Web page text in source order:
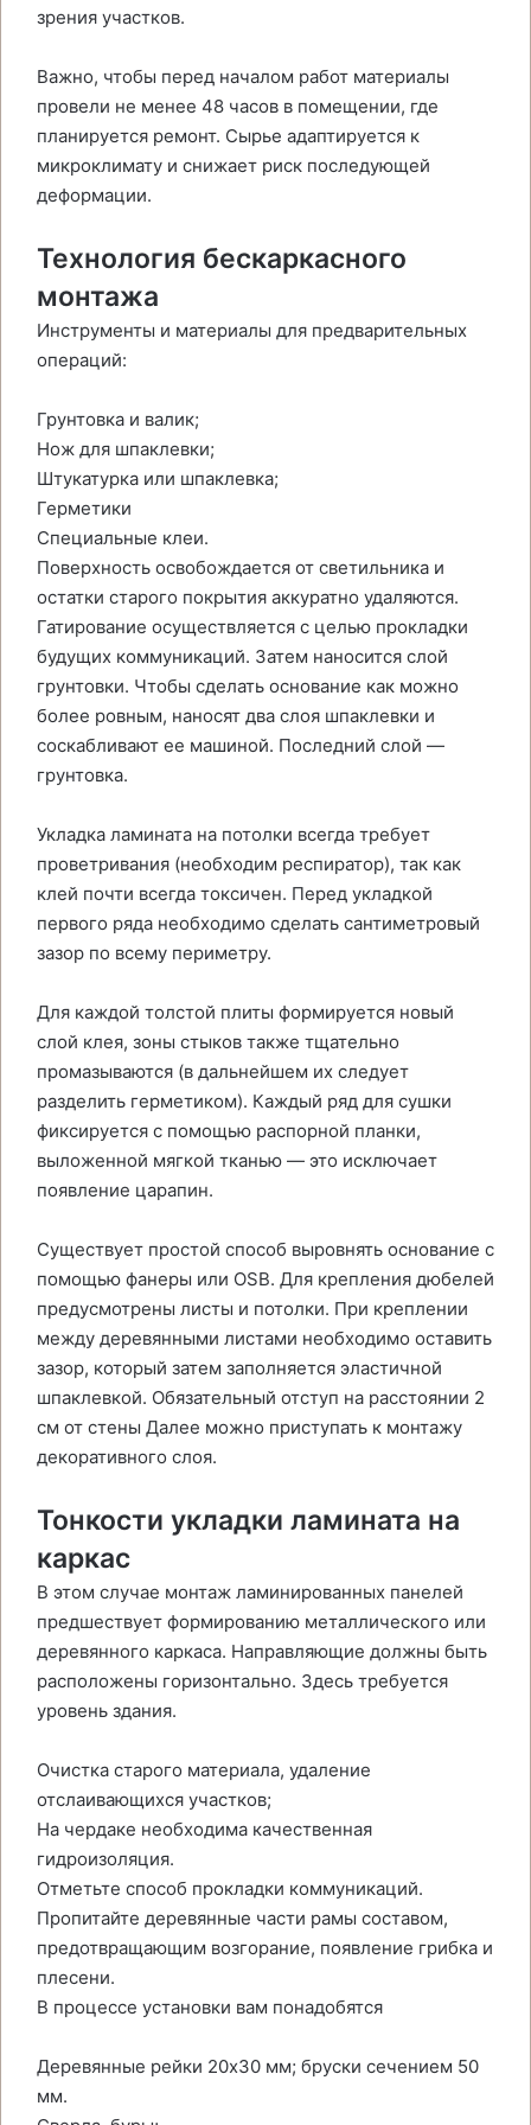
зрения участков.
Важно, чтобы перед началом работ материалы
провели не менее 48 часов в помещении, где
планируется ремонт. Сырье адаптируется к
микроклимату и снижает риск последующей
деформации.
Технология бескаркасного
монтажа
Инструменты и материалы для предварительных
операций:
Грунтовка и валик;
Нож для шпаклевки;
Штукатурка или шпаклевка;
Герметики
Специальные клеи.
Поверхность освобождается от светильника и
остатки старого покрытия аккуратно удаляются.
Гатирование осуществляется с целью прокладки
будущих коммуникаций. Затем наносится слой
грунтовки. Чтобы сделать основание как можно
более ровным, наносят два слоя шпаклевки и
соскабливают ее машиной. Последний слой —
грунтовка.
Укладка ламината на потолки всегда требует
проветривания (необходим респиратор), так как
клей почти всегда токсичен. Перед укладкой
первого ряда необходимо сделать сантиметровый
зазор по всему периметру.
Для каждой толстой плиты формируется новый
слой клея, зоны стыков также тщательно
промазываются (в дальнейшем их следует
разделить герметиком). Каждый ряд для сушки
фиксируется с помощью распорной планки,
выложенной мягкой тканью — это исключает
появление царапин.
Существует простой способ выровнять основание с
помощью фанеры или OSB. Для крепления дюбелей
предусмотрены листы и потолки. При креплении
между деревянными листами необходимо оставить
зазор, который затем заполняется эластичной
шпаклевкой. Обязательный отступ на расстоянии 2
см от стены Далее можно приступать к монтажу
декоративного слоя.
Тонкости укладки ламината на
каркас
В этом случае монтаж ламинированных панелей
предшествует формированию металлического или
деревянного каркаса. Направляющие должны быть
расположены горизонтально. Здесь требуется
уровень здания.
Очистка старого материала, удаление
отслаивающихся участков;
На чердаке необходима качественная
гидроизоляция.
Отметьте способ прокладки коммуникаций.
Пропитайте деревянные части рамы составом,
предотвращающим возгорание, появление грибка и
плесени.
В процессе установки вам понадобятся
Деревянные рейки 20х30 мм; бруски сечением 50
мм.